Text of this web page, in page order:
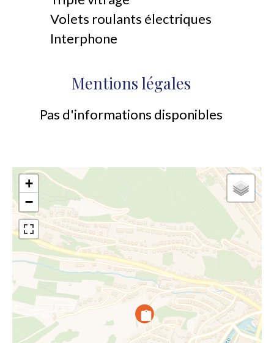
Volets roulants électriques
Interphone
Mentions légales
Pas d'informations disponibles
+
−